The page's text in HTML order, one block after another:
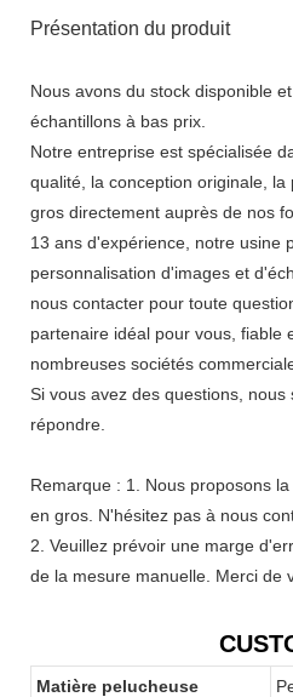
Présentation du produit
Nous avons du stock disponible
échantillons à bas prix.
Notre entreprise est spécialisée
qualité, la conception originale,
gros directement auprès de nos
13 ans d'expérience, notre usine
personnalisation d'images et
nous contacter pour toute
partenaire idéal pour vous, fiable
nombreuses sociétés
Si vous avez des questions,
répondre.
Remarque : 1. Nous proposons
en gros. N'hésitez pas à nous
2. Veuillez prévoir une marge
de la mesure manuelle. Merci de
Matière pelucheuse